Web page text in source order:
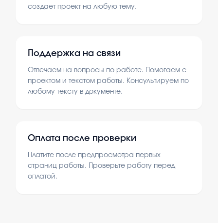
создает проект на любую тему.
Поддержка на связи
Отвечаем на вопросы по работе. Помогаем с
проектом и текстом работы. Консультируем по
любому тексту в документе.
Оплата после проверки
Платите после предпросмотра первых
страниц работы. Проверьте работу перед
оплатой.